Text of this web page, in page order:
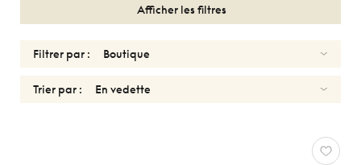
Afficher les filtres
Filtrer par :
Trier par :